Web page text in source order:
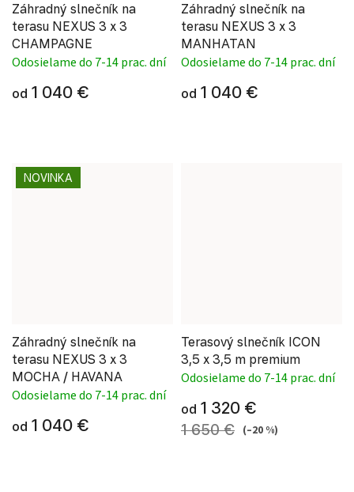
Záhradný slnečník na
terasu NEXUS 3 x 3
CHAMPAGNE
Odosielame do 7-14 prac. dní
od 1 040 €
Záhradný slnečník na
terasu NEXUS 3 x 3
MANHATAN
Odosielame do 7-14 prac. dní
od 1 040 €
NOVINKA
Záhradný slnečník na
terasu NEXUS 3 x 3
MOCHA / HAVANA
Odosielame do 7-14 prac. dní
od 1 040 €
Terasový slnečník ICON
3,5 x 3,5 m premium
Odosielame do 7-14 prac. dní
od 1 320 €
1 650 € (–20 %)